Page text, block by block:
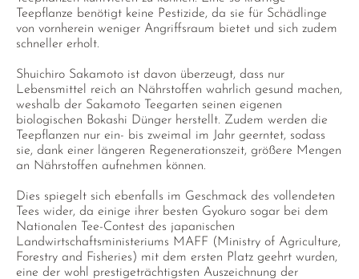
Teepflanze benötigt keine Pestizide, da sie für Schädlinge
von vornherein weniger Angriffsraum bietet und sich zudem
schneller erholt.
Shuichiro Sakamoto ist davon überzeugt, dass nur
Lebensmittel reich an Nährstoffen wahrlich gesund machen,
weshalb der Sakamoto Teegarten seinen eigenen
biologischen Bokashi Dünger herstellt. Zudem werden die
Teepflanzen nur ein- bis zweimal im Jahr geerntet, sodass
sie, dank einer längeren Regenerationszeit, größere Mengen
an Nährstoffen aufnehmen können.
Dies spiegelt sich ebenfalls im Geschmack des vollendeten
Tees wider, da einige ihrer besten Gyokuro sogar bei dem
Nationalen Tee-Contest des japanischen
Landwirtschaftsministeriums MAFF (Ministry of Agriculture,
Forestry and Fisheries) mit dem ersten Platz geehrt wurden,
eine der wohl prestigeträchtigsten Auszeichnung der